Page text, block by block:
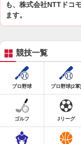
も、株式会社NTTドコ
ます。
競技一覧
プロ野球 プロ野球(2軍)
ゴルフ Jリーグ